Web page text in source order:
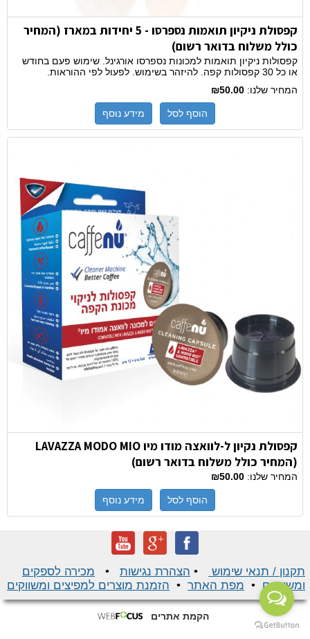
קפסולת ניקיון תואמות נספרסו - 5 יחידות במארז (המחיר
כולל משלוח בדואר רשום)
קפסולות ניקיון תואמות למכונות נספרסו אורגינל. שימוש פעם בחודש
או כל 30 קפסולות קפה. להיזהר בשימוש. לפעול לפי ההוראות.
המחיר שלנו: ₪50.00
הוסף לסל מידע נוסף
קפסולת נקיון ל-לוואצה מודו מיו LAVAZZA MODO MIO
(המחיר כולל משלוח בדואר רשום)
המחיר שלנו: ₪50.00
הוסף לסל מידע נוסף
תקנון / תנאי שימוש • הצהרת נגישות• מכירה לספקים
ומשווקים• מפת האתר• הזמנת מוצרים למפיצים ומשווקים
הקמת אתרים